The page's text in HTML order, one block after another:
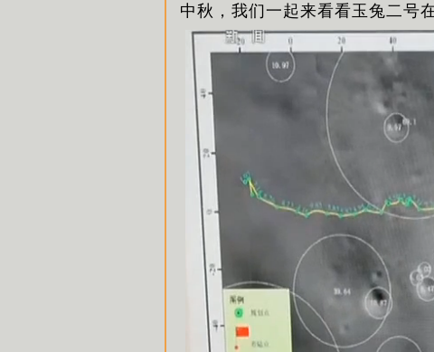
中秋，我们一起来看看玉兔二号